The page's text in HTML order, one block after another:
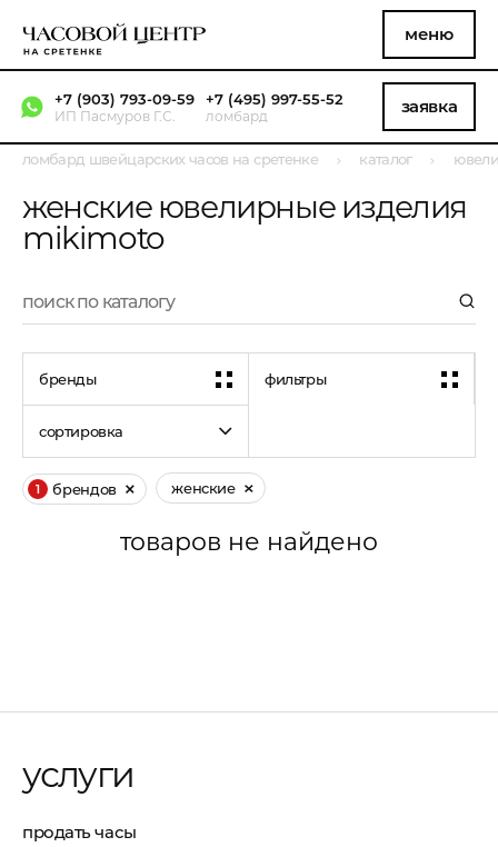
меню
+7 (903) 793-09-59
ИП Пасмуров Г.С.
+7 (495) 997-55-52
ломбард заявка
ломбард швейцарских часов на сретенке каталог
женские ювелирные изделия
mikimoto
бренды фильтры
сортировка
1 брендов женские
товаров не найдено
услуги
продать часы